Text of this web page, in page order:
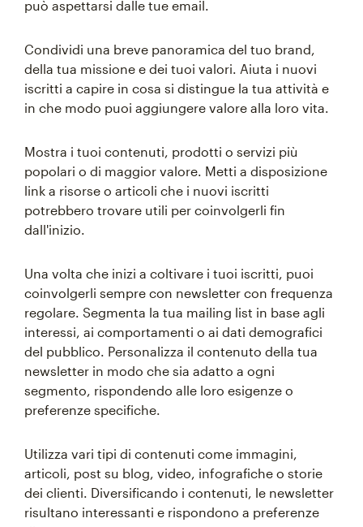
può aspettarsi dalle tue email.
Condividi una breve panoramica del tuo brand,
della tua missione e dei tuoi valori. Aiuta i nuovi
iscritti a capire in cosa si distingue la tua attività e
in che modo puoi aggiungere valore alla loro vita.
Mostra i tuoi contenuti, prodotti o servizi più
popolari o di maggior valore. Metti a disposizione
link a risorse o articoli che i nuovi iscritti
potrebbero trovare utili per coinvolgerli fin
dall'inizio.
Una volta che inizi a coltivare i tuoi iscritti, puoi
coinvolgerli sempre con newsletter con frequenza
regolare. Segmenta la tua mailing list in base agli
interessi, ai comportamenti o ai dati demografici
del pubblico. Personalizza il contenuto della tua
newsletter in modo che sia adatto a ogni
segmento, rispondendo alle loro esigenze o
preferenze specifiche.
Utilizza vari tipi di contenuti come immagini,
articoli, post su blog, video, infografiche o storie
dei clienti. Diversificando i contenuti, le newsletter
risultano interessanti e rispondono a preferenze